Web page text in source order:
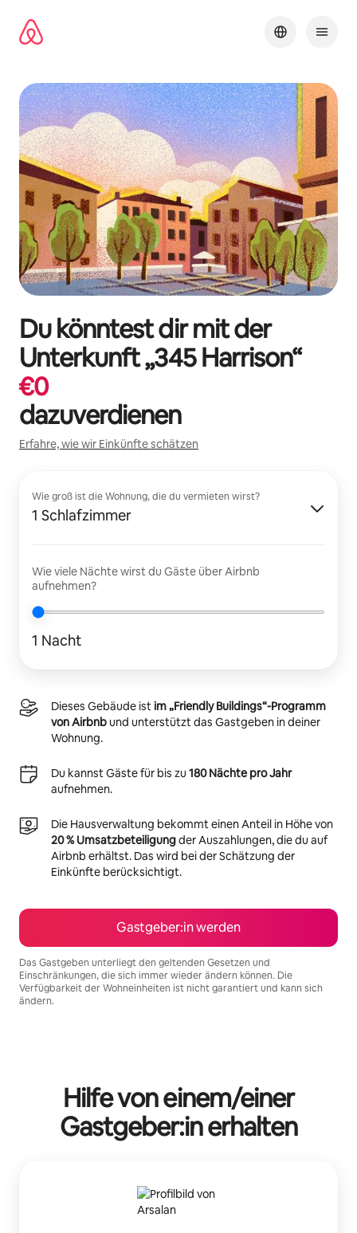
Inhalten
springen
Du könntest dir mit der
Unterkunft „345 Harrison“
€0
dazuverdienen
Erfahre, wie wir Einkünfte schätzen
Wie groß ist die Wohnung, die du vermieten wirst?
1 Schlafzimmer
Wie viele Nächte wirst du Gäste über Airbnb
aufnehmen?
1 Nacht
Dieses Gebäude istim „Friendly Buildings“-Programm
von Airbnbund unterstützt das Gastgeben in deiner
Wohnung.
Du kannst Gäste für bis zu 180 Nächte pro Jahr
aufnehmen.
Die Hausverwaltung bekommt einen Anteil in Höhe von
20 % Umsatzbeteiligungder Auszahlungen, die du auf
Airbnb erhältst. Das wird bei der Schätzung der
Einkünfte berücksichtigt.
Gastgeber:in werden
Das Gastgeben unterliegt den geltenden Gesetzen und
Einschränkungen, die sich immer wieder ändern können. Die
Verfügbarkeit der Wohneinheiten ist nicht garantiert und kann sich
ändern.
Hilfe von einem/einer
Gastgeber:in erhalten